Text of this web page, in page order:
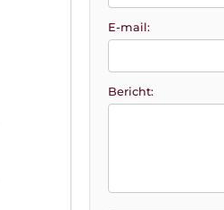
E-mail:
Bericht: